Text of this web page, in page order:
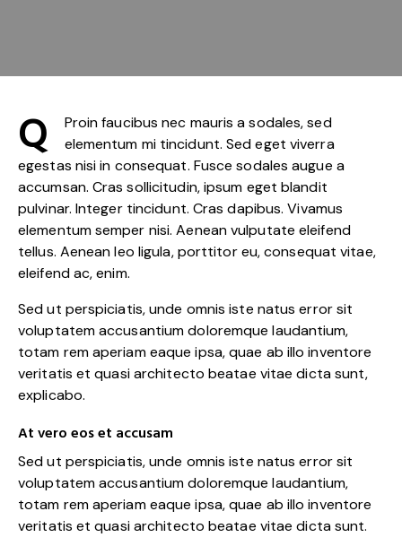
Q
Proin faucibus nec mauris a sodales, sed
elementum mi tincidunt. Sed eget viverra
egestas nisi in consequat. Fusce sodales augue a
accumsan. Cras sollicitudin, ipsum eget blandit
pulvinar. Integer tincidunt. Cras dapibus. Vivamus
elementum semper nisi. Aenean vulputate eleifend
tellus. Aenean leo ligula, porttitor eu, consequat vitae,
eleifend ac, enim.
Sed ut perspiciatis, unde omnis iste natus error sit
voluptatem accusantium doloremque laudantium,
totam rem aperiam eaque ipsa, quae ab illo inventore
veritatis et quasi architecto beatae vitae dicta sunt,
explicabo.
At vero eos et accusam
Sed ut perspiciatis, unde omnis iste natus error sit
voluptatem accusantium doloremque laudantium,
totam rem aperiam eaque ipsa, quae ab illo inventore
veritatis et quasi architecto beatae vitae dicta sunt.